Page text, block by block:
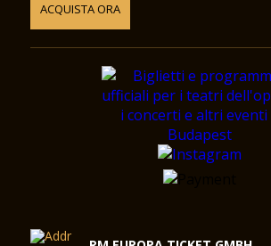
ACQUISTA ORA